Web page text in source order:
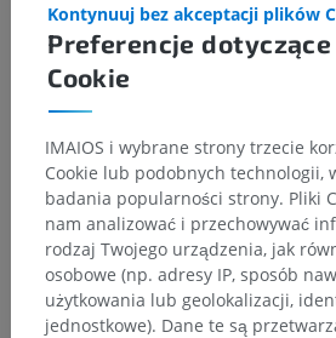
Preferencje
Cookie
Kontynuuj bez akceptacji plików
IMAIOS i wybrane strony trzecie
Cookie lub podobnych technologii,
badania popularności strony. Pliki
nam analizować i przechowywać
rodzaj Twojego urządzenia, jak
osobowe (np. adresy IP, sposób
użytkowania lub geolokalizacji,
jednostkowe). Dane te są